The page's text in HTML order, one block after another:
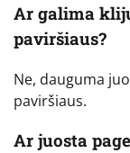
Ar galima
paviršiaus?
Ne, dauguma
paviršiaus.
Ar juosta